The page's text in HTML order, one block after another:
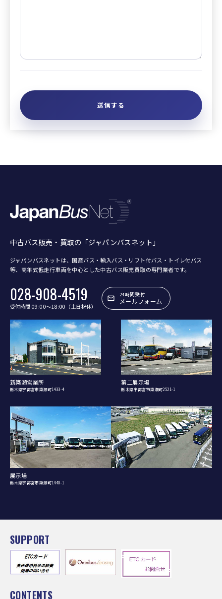
中古バス販売・買取の「ジャパンバスネット」
ジャパンバスネットは、国産バス・輸入バス・リフト付バス・トイレ付バス
等、 高年式低走行車両を中心とした中古バス販売買取の専門業者です。
028-908-4519
受付時間 09:00〜18:00（土日祝休）
24時間受付
メールフォーム
新簗瀬営業所
栃木県宇都宮市簗瀬町1433-4
第二展示場
栃木県宇都宮市簗瀬町2521-1
展示場
栃木県宇都宮市簗瀬町1440-1
SUPPORT
CONTENTS